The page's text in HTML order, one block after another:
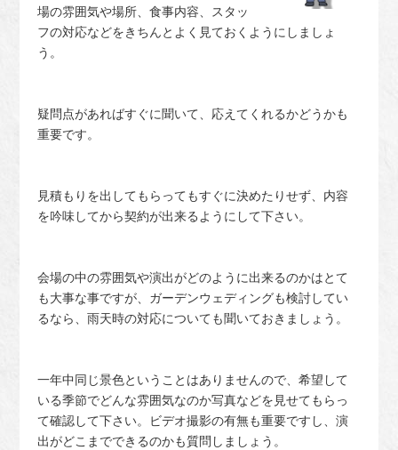
場の雰囲気や場所、食事内容、スタッ
フの対応などをきちんとよく見ておくようにしましょ
う。
疑問点があればすぐに聞いて、応えてくれるかどうかも
重要です。
見積もりを出してもらってもすぐに決めたりせず、内容
を吟味してから契約が出来るようにして下さい。
会場の中の雰囲気や演出がどのように出来るのかはとて
も大事な事ですが、ガーデンウェディングも検討してい
るなら、雨天時の対応についても聞いておきましょう。
一年中同じ景色ということはありませんので、希望して
いる季節でどんな雰囲気なのか写真などを見せてもらっ
て確認して下さい。ビデオ撮影の有無も重要ですし、演
出がどこまでできるのかも質問しましょう。